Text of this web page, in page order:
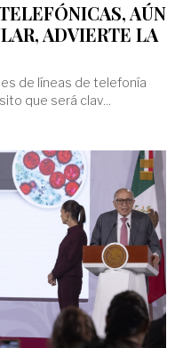
AÚN
ADVIERTE LA
de líneas de telefonía
que será clav...